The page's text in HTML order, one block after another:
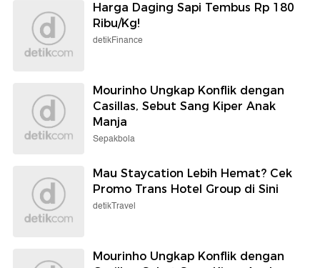
Harga Daging Sapi Tembus Rp 180
Ribu/Kg!
detikFinance
Mourinho Ungkap Konflik dengan
Casillas, Sebut Sang Kiper Anak
Manja
Sepakbola
Mau Staycation Lebih Hemat? Cek
Promo Trans Hotel Group di Sini
detikTravel
Mourinho Ungkap Konflik dengan